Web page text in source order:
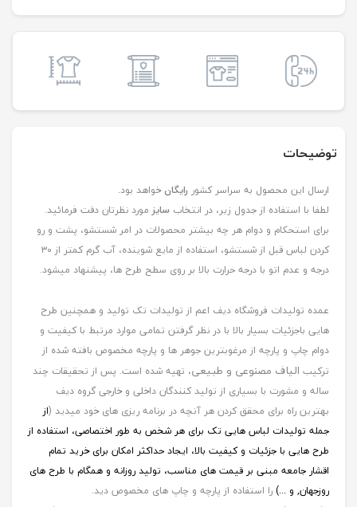
توضیحات
ارسال این محصول به سراسر کشور رایگانخواهد بود.
لطفا با استفاده از جدول زیر، در انتخاب سایز مورد نظرتان دقت فرمائید.
برای استحکام و دوام هر چه بیشتر محصولات در امر شستشو، پشت و رو
کردن لباس قبل از شستشو، استفاده از مایع شوینده، آب گرم کمتر از ۳۰
درجه و عدم اتو با درجه حرارت بالا بر روی سطح طرح ها، پیشنهاد میشود.
عمده تولیدات فروشگاه دیف اعم از تولیدات تک تولید و همچنین طرح
هایی باجزئیات بسیار بالا با در نظر گرفتن تمامی موارد مرتبط با کیفیت و
دوام چاپ و پارچه از مرغوبترین جوهر ها و پارچه مخصوص بافته شده از
ترکیب الیاف مصنوعی و طبیعی، تهیه شده است. پس از تحقیقات چند
ساله و مشورت با بسیاری از تولید کنندگان داخلی و خارجی گروه دیف
بهترین راه برای محقق کردن هر آنچه در برنامه ریزی های خود میدید (از
جمله تولیدات لباس هایی تک برای هر شخص به طور اختصاصی، استفاده از
طرح هایی با جزئیات و کیفیت بالا، ایجاد حداکثر امکان برای خرید تمام
اقشار جامعه مبنی بر قیمت های مناسب، تولید روزانه و همگام با طرح های
روزجهان, و ...)را استفاده از پارچه و چاپ های مخصوص دید.